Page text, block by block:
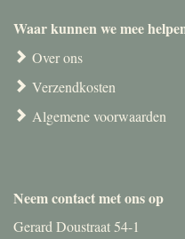
Waar kunnen we mee
Over ons
Verzendkosten
Algemene voorwaarden
Neem contact met ons op
Gerard Doustraat 54-1